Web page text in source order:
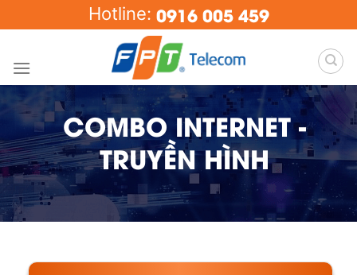
to
Hotline: 0916 005 459
COMBO INTERNET -
TRUYỀN HÌNH